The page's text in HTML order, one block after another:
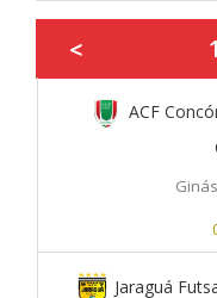
<
ACF
Jaraguá